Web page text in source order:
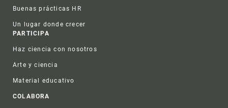
Buenas prácticas HR
Un lugar donde crecer
PARTICIPA
Haz ciencia con nosotros
Arte y ciencia
Material educativo
COLABORA